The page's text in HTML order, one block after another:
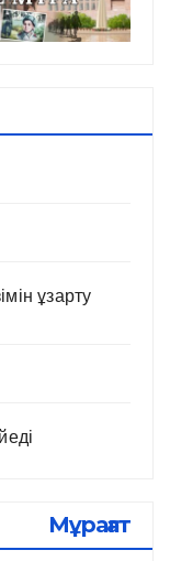
ұзарту
Мұрағат